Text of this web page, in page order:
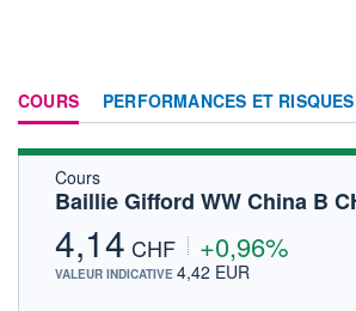
COURS PERFORMANCES ET RISQUES
Cours
Baillie Gifford WW China B
4,14 CHF +0,96%
VALEUR INDICATIVE 4,42 EUR